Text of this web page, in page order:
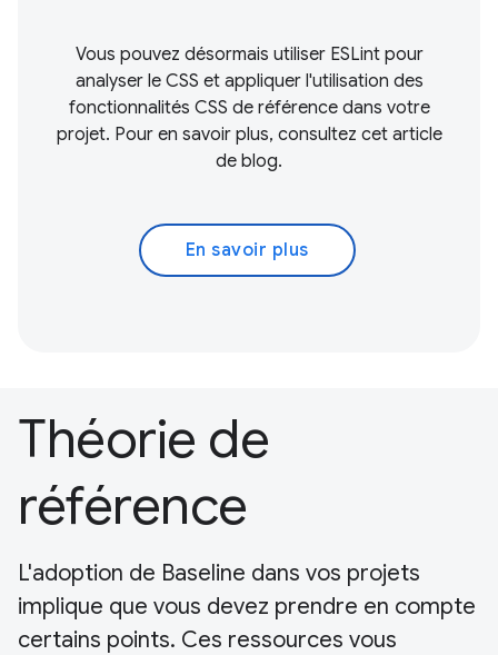
Vous pouvez désormais utiliser ESLint pour
analyser le CSS et appliquer l'utilisation des
fonctionnalités CSS de référence dans votre
projet. Pour en savoir plus, consultez cet article
de blog.
En savoir plus
Théorie de
référence
L'adoption de Baseline dans vos projets
implique que vous devez prendre en compte
certains points. Ces ressources vous